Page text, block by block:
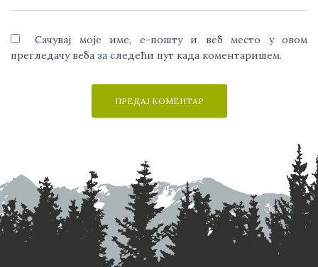
Сачувај моје име, е-пошту и веб место у овом
прегледачу веба за следећи пут када коментаришем.